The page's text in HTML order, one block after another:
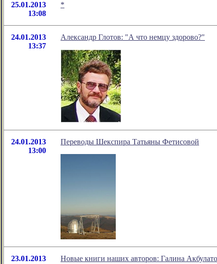
25.01.2013
13:08
*
24.01.2013
13:37
Александр Глотов: "А что немцу здорово?"
24.01.2013
13:00
Переводы Шекспира Татьяны Фетисовой
23.01.2013
Новые книги наших авторов: Галина